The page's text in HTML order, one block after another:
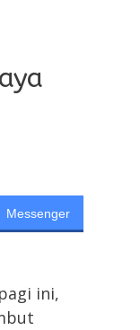
Messenger
ini,